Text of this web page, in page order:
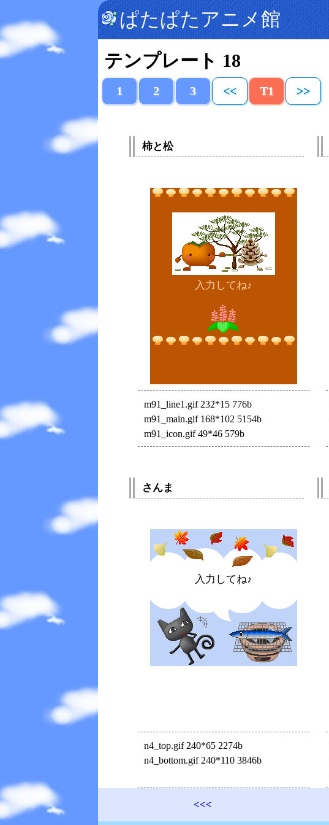
ぱたぱたアニメ館
テンプレート 18
1 2 3 << T1 >>
柿と松
入力してね♪
m91_line1.gif 232*15 776b
m91_main.gif 168*102 5154b
m91_icon.gif 49*46 579b
さんま
入力してね♪
n4_top.gif 240*65 2274b
n4_bottom.gif 240*110 3846b
<<<